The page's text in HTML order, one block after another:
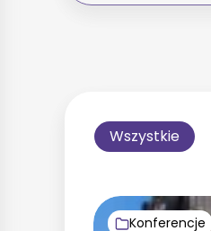
Wszystkie
Konferencje